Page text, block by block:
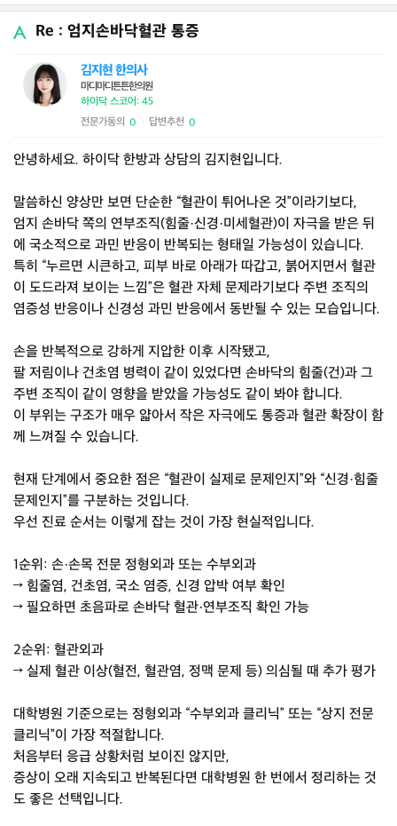
Re : 엄지손바닥혈관 통증
김지현 한의사
마디마디튼튼한의원
하이닥 스코어: 45
전문가동의 0 답변추천 0
안녕하세요. 하이닥 한방과 상담의 김지현입니다.
말씀하신 양상만 보면 단순한 “혈관이 튀어나온 것”이라기보다,
엄지 손바닥 쪽의 연부조직(힘줄·신경·미세혈관)이 자극을 받은 뒤
에 국소적으로 과민 반응이 반복되는 형태일 가능성이 있습니다.
특히 “누르면 시큰하고, 피부 바로 아래가 따갑고, 붉어지면서 혈관
이 도드라져 보이는 느낌”은 혈관 자체 문제라기보다 주변 조직의
염증성 반응이나 신경성 과민 반응에서 동반될 수 있는 모습입니다.
손을 반복적으로 강하게 지압한 이후 시작됐고,
팔 저림이나 건초염 병력이 같이 있었다면 손바닥의 힘줄(건)과 그
주변 조직이 같이 영향을 받았을 가능성도 같이 봐야 합니다.
이 부위는 구조가 매우 얇아서 작은 자극에도 통증과 혈관 확장이 함
께 느껴질 수 있습니다.
현재 단계에서 중요한 점은 “혈관이 실제로 문제인지”와 “신경·힘줄
문제인지”를 구분하는 것입니다.
우선 진료 순서는 이렇게 잡는 것이 가장 현실적입니다.
1순위: 손·손목 전문 정형외과 또는 수부외과
→ 힘줄염, 건초염, 국소 염증, 신경 압박 여부 확인
→ 필요하면 초음파로 손바닥 혈관·연부조직 확인 가능
2순위: 혈관외과
→ 실제 혈관 이상(혈전, 혈관염, 정맥 문제 등) 의심될 때 추가 평가
대학병원 기준으로는 정형외과 “수부외과 클리닉” 또는 “상지 전문
클리닉”이 가장 적절합니다.
처음부터 응급 상황처럼 보이진 않지만,
증상이 오래 지속되고 반복된다면 대학병원 한 번에서 정리하는 것
도 좋은 선택입니다.